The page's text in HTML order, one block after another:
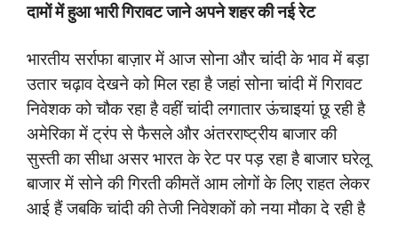
दामों में हुआ भारी गिरावट जाने अपने शहर की नई रेट
भारतीय सर्राफा बाज़ार में आज सोना और चांदी के भाव में बड़ा
उतार चढ़ाव देखने को मिल रहा है जहां सोना चांदी में गिरावट
निवेशक को चौक रहा है वहीं चांदी लगातार ऊंचाइयां छू रही है
अमेरिका में ट्रंप से फैसले और अंतरराष्ट्रीय बाजार की
सुस्ती का सीधा असर भारत के रेट पर पड़ रहा है बाजार घरेलू
बाजार में सोने की गिरती कीमतें आम लोगों के लिए राहत लेकर
आई हैं जबकि चांदी की तेजी निवेशकों को नया मौका दे रही है